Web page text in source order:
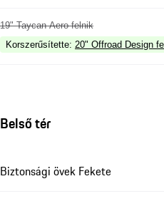
19" Taycan Aero felnik
Korszerűsítette: 20" Offroad Design
Belső tér
Biztonsági övek Fekete